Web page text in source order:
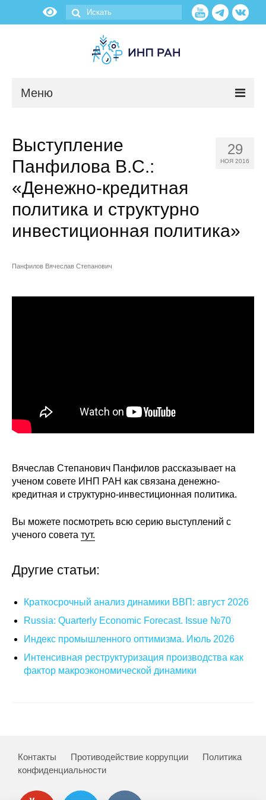
Меню
Об институте
Научные подразделения
Администрация
Сотрудники
Отчетность
Научная жизнь
Проблемы прогнозирования
О журнале
Номера журналов
Общие требования
Научные труды
29
НОЯ 2016
Выступление
Панфилова В.С.:
«Денежно-кредитная
политика и структурно
инвестиционная политика»
Панфилов Вячеслав Степанович
Вячеслав Степанович Панфилов рассказывает на
ученом совете ИНП РАН как связана денежно-
кредитная и структурно-инвестиционная политика.
Вы можете посмотреть всю серию выступлений с
ученого совета тут.
Другие статьи:
Краткосрочный анализ динамики ВВП: август 2026
Russia: Quarterly Economic Forecast. Issue №70
Индекс промышленного оптимизма. Июль 2026
Интенсивная реструктуризация производства как
фактор макроэкономической динамики
Контакты Противодействие коррупции
Политика
конфиденциальности